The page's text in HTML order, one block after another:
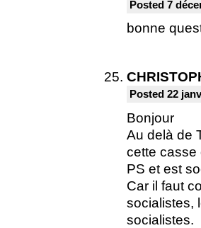
Posted 7
bonne
Posted 22
Bonjour
Au delà de
cette casse
PS et est
Car il faut
socialistes,
socialistes.